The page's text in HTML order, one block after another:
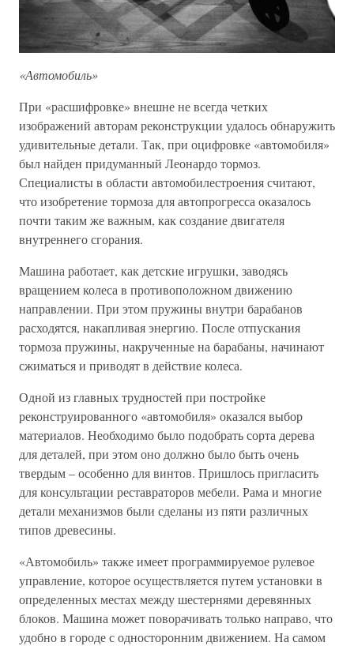
«Автомобиль»
При «расшифровке» внешне не всегда четких
изображений авторам реконструкции удалось обнаружить
удивительные детали. Так, при оцифровке «автомобиля»
был найден придуманный Леонардо тормоз.
Специалисты в области автомобилестроения считают,
что изобретение тормоза для автопрогресса оказалось
почти таким же важным, как создание двигателя
внутреннего сгорания.
Машина работает, как детские игрушки, заводясь
вращением колеса в противоположном движению
направлении. При этом пружины внутри барабанов
расходятся, накапливая энергию. После отпускания
тормоза пружины, накрученные на барабаны, начинают
сжиматься и приводят в действие колеса.
Одной из главных трудностей при постройке
реконструированного «автомобиля» оказался выбор
материалов. Необходимо было подобрать сорта дерева
для деталей, при этом оно должно было быть очень
твердым – особенно для винтов. Пришлось пригласить
для консультации реставраторов мебели. Рама и многие
детали механизмов были сделаны из пяти различных
типов древесины.
«Автомобиль» также имеет программируемое рулевое
управление, которое осуществляется путем установки в
определенных местах между шестернями деревянных
блоков. Машина может поворачивать только направо, что
удобно в городе с односторонним движением. На самом